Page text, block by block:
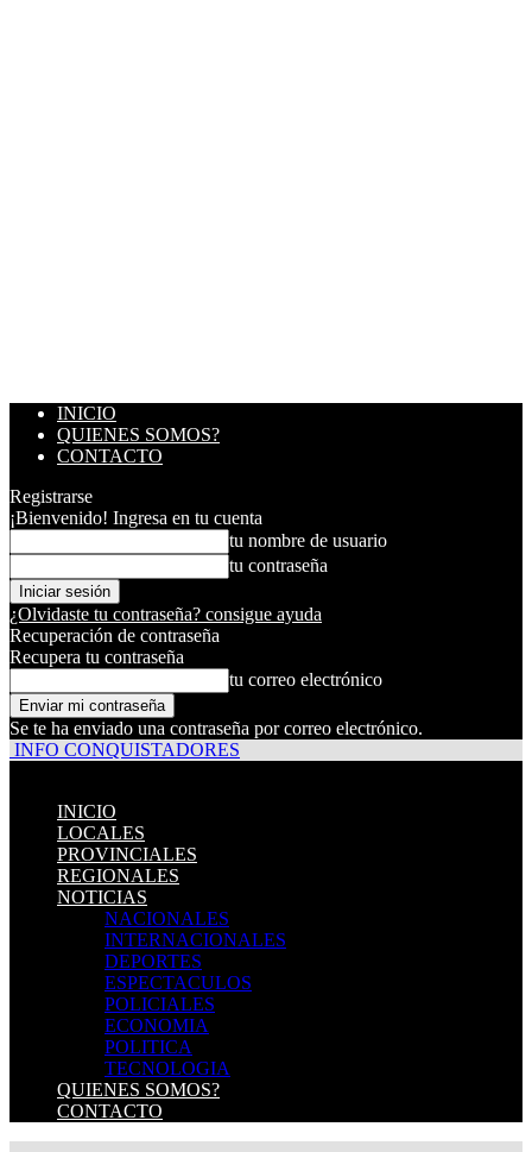
INICIO
QUIENES SOMOS?
CONTACTO
Registrarse
¡Bienvenido! Ingresa en tu cuenta
tu nombre de usuario
tu contraseña
¿Olvidaste tu contraseña? consigue ayuda
Recuperación de contraseña
Recupera tu contraseña
tu correo electrónico
Se te ha enviado una contraseña por correo electrónico.
INFO CONQUISTADORES
INICIO
LOCALES
PROVINCIALES
REGIONALES
NOTICIAS
NACIONALES
INTERNACIONALES
DEPORTES
ESPECTACULOS
POLICIALES
ECONOMIA
POLITICA
TECNOLOGIA
QUIENES SOMOS?
CONTACTO